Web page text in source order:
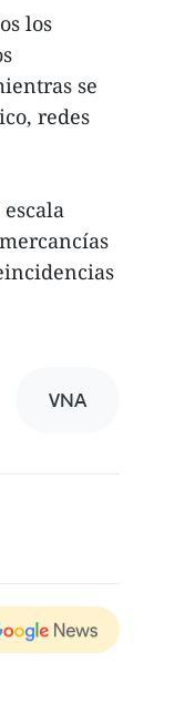
los
se
redes
VNA